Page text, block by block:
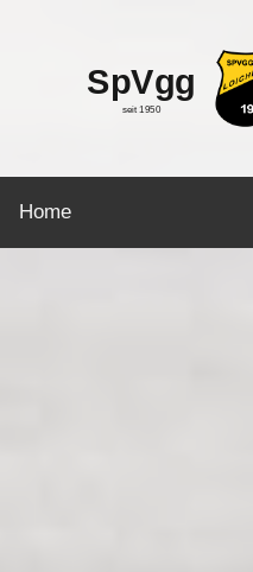
SpVgg
seit 1950
Home